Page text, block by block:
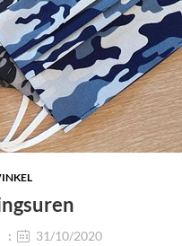
31/10/2020